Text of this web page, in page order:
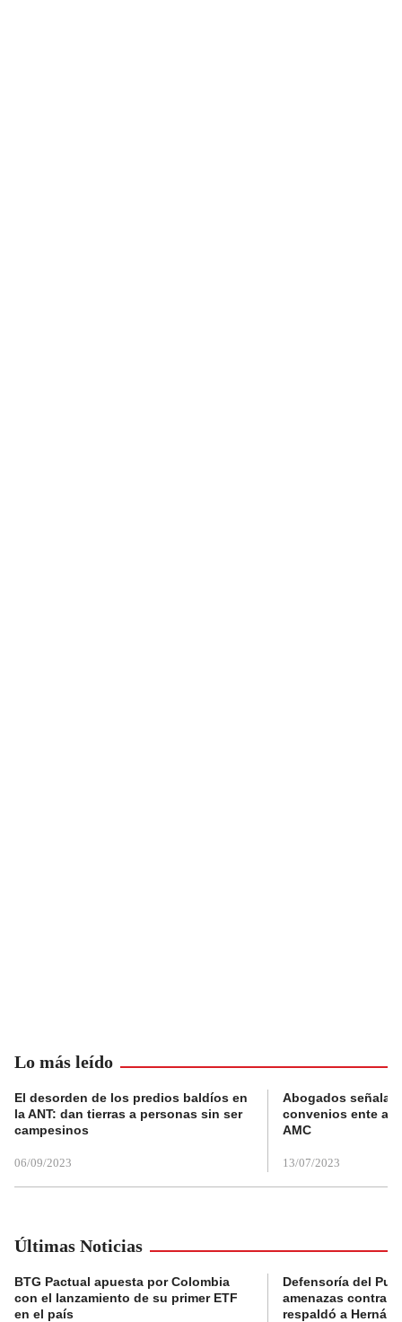
Lo más leído
El desorden de los predios baldíos en
la ANT: dan tierras a personas sin ser
campesinos
06/09/2023
Abogados
convenios ente
AMC
13/07/2023
Últimas Noticias
BTG Pactual apuesta por Colombia
con el lanzamiento de su primer ETF
en el país
Defensoría del
amenazas contra
respaldó a Hernán